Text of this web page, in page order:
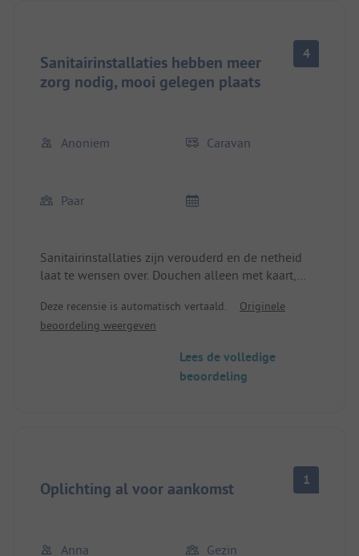
Sanitairinstallaties hebben meer
zorg nodig, mooi gelegen plaats
4
Anoniem Caravan
Paar
Sanitairinstallaties zijn verouderd en de netheid
laat te wensen over. Douchen alleen met kaart,
afwateringsaansluiting. Mooi strand, goed
geschikt voor honden.
Deze recensie is automatisch vertaald.
Originele
beoordeling weergeven
Lees de volledige
beoordeling
Oplichting al voor aankomst 1
Anna Gezin